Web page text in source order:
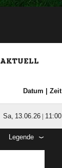
AKTUELL
Datum | Zeit
  | 
Legende